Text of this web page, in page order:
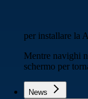
per installare la
Mentre navighi
schermo per
News